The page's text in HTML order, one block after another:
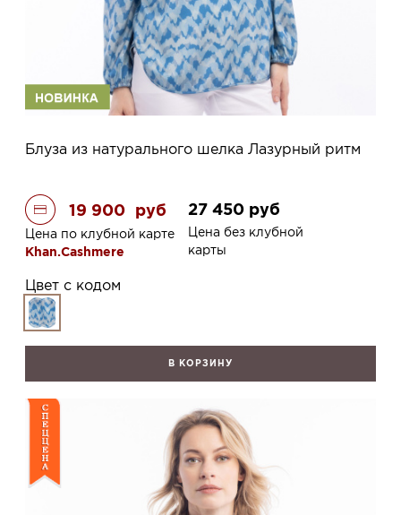
Блуза из натурального шелка Лазурный ритм
19 900 руб
Цена по клубной карте
Khan.Cashmere
27 450 руб
Цена без клубной
карты
Цвет с кодом
В КОРЗИНУ